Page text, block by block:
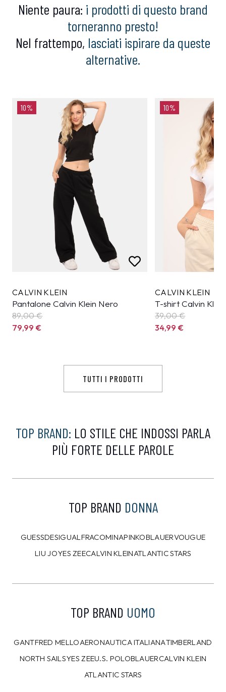
Niente paura: i prodotti di questo brand
torneranno presto!
Nel frattempo, lasciati ispirare da queste
alternative.
10%
CALVIN KLEIN
Pantalone Calvin Klein Nero
89,00 €
79,99€
10%
CALVIN KLEIN
T-shirt Calvin
39,00 €
34,99€
TUTTI I PRODOTTI
TOP BRAND: LO STILE CHE INDOSSI PARLA
PIÙ FORTE DELLE PAROLE
TOP BRAND DONNA
GUESSDESIGUALFRACOMINAPINKOBLAUERVOUGUE
LIU JOYES ZEECALVIN KLEINATLANTIC STARS
TOP BRAND UOMO
GANTFRED MELLOAERONAUTICA ITALIANATIMBERLAND
NORTH SAILSYES ZEEU.S. POLOBLAUERCALVIN KLEIN
ATLANTIC STARS